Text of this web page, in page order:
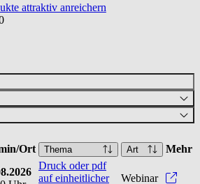
attraktiv anreichern
Ort Thema Art Mehr
Druck oder pdf
auf einheitlicher
Webinar